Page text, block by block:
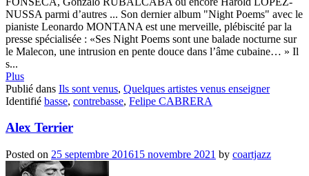
NUSSA parmi d’autres ... Son dernier album "Night Poems" avec le
pianiste Leonardo MONTANA est une merveille, plébiscité par la
presse spécialisée : «Ses Night Poems sont une balade nocturne sur
le Malecon, une intrusion en pente douce dans l’âme cubaine… » Il
s...
Plus
Publié dans Ils sont venus, Quelques artistes venus enseigner
Identifié basse, contrebasse, Felipe CABRERA
Alex Terrier
Posted on 25 septembre 201615 novembre 2021 by coartjazz